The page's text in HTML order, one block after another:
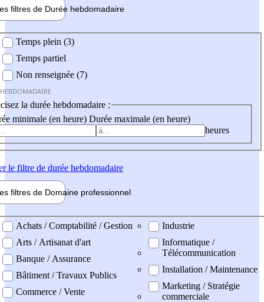
filtres de Durée hebdomadaire
Temps plein (3)
Temps partiel
Non renseignée (7)
la durée hebdomadaire :
minimale (en heure) Durée maximale (en heure)
heures
le filtre de durée hebdomadaire
filtres de Domaine professionnel
professionel
Achats / Comptabilité / Gestion
Arts / Artisanat d'art
Banque / Assurance
Bâtiment / Travaux Publics
Commerce / Vente
Industrie
Informatique /
Télécommunication
Installation / Maintenance
Marketing / Stratégie
commerciale